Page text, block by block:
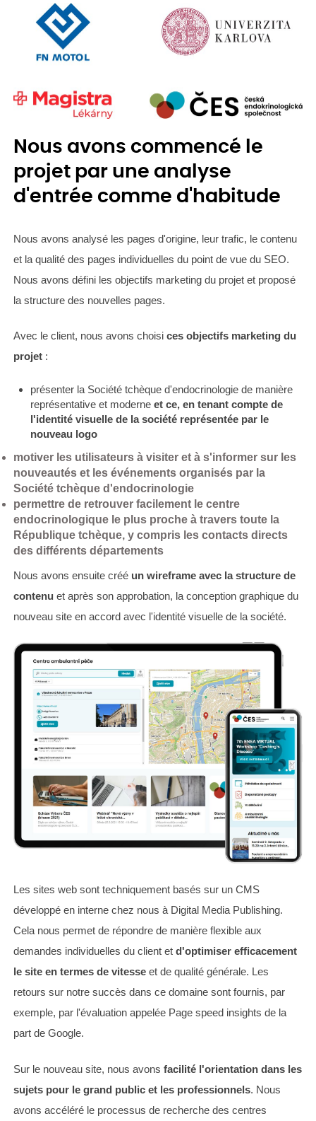
Nous avons commencé le
projet par une analyse
d'entrée comme d'habitude
Nous avons analysé les pages d'origine, leur trafic, le contenu
et la qualité des pages individuelles du point de vue du SEO.
Nous avons défini les objectifs marketing du projet et proposé
la structure des nouvelles pages.
Avec le client, nous avons choisi ces objectifs marketing du
projet :
présenter la Société tchèque d'endocrinologie de manière
représentative et moderne et ce, en tenant compte de
l'identité visuelle de la société représentée par le
nouveau logo
motiver les utilisateurs à visiter et à s'informer sur les
nouveautés et les événements organisés par la
Société tchèque d'endocrinologie
permettre de retrouver facilement le centre
endocrinologique le plus proche à travers toute la
République tchèque, y compris les contacts directs
des différents départements
Nous avons ensuite créé un wireframe avec la structure de
contenu et après son approbation, la conception graphique du
nouveau site en accord avec l'identité visuelle de la société.
Les sites web sont techniquement basés sur un CMS
développé en interne chez nous à Digital Media Publishing.
Cela nous permet de répondre de manière flexible aux
demandes individuelles du client et d'optimiser efficacement
le site en termes de vitesse et de qualité générale. Les
retours sur notre succès dans ce domaine sont fournis, par
exemple, par l'évaluation appelée Page speed insights de la
part de Google.
Sur le nouveau site, nous avons facilité l'orientation dans les
sujets pour le grand public et les professionnels. Nous
avons accéléré le processus de recherche des centres